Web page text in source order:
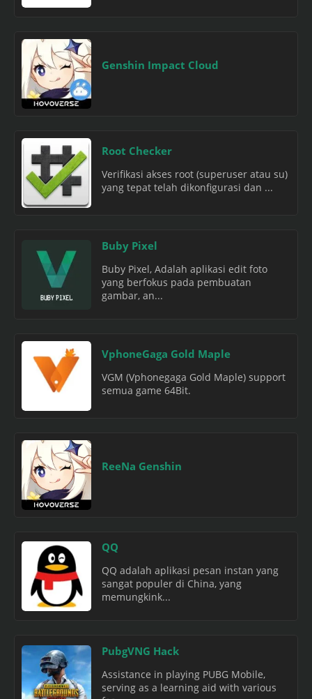
Genshin Impact Cloud
Root Checker
Verifikasi akses root (superuser atau su)
yang tepat telah dikonfigurasi dan ...
Buby Pixel
Buby Pixel, Adalah aplikasi edit foto
yang berfokus pada pembuatan
gambar, an...
VphoneGaga Gold Maple
VGM (Vphonegaga Gold Maple) support
semua game 64Bit.
ReeNa Genshin
QQ
QQ adalah aplikasi pesan instan yang
sangat populer di China, yang
memungkink...
PubgVNG Hack
Assistance in playing PUBG Mobile,
serving as a learning aid with various